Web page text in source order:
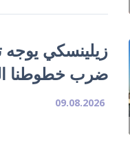
زيلينسكي يوجه
ضرب خطوطنا
09.08.2026